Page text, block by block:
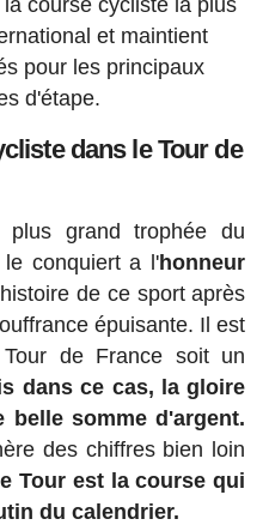
course cycliste la plus
et maintient
pour les principaux
d'étape.
dans le Tour de
grand trophée du
conquiert a l'honneur
de ce sport après
épuisante. Il est
de France soit un
dans ce cas, la gloire
belle somme d'argent.
des chiffres bien loin
Tour est la course qui
du calendrier.